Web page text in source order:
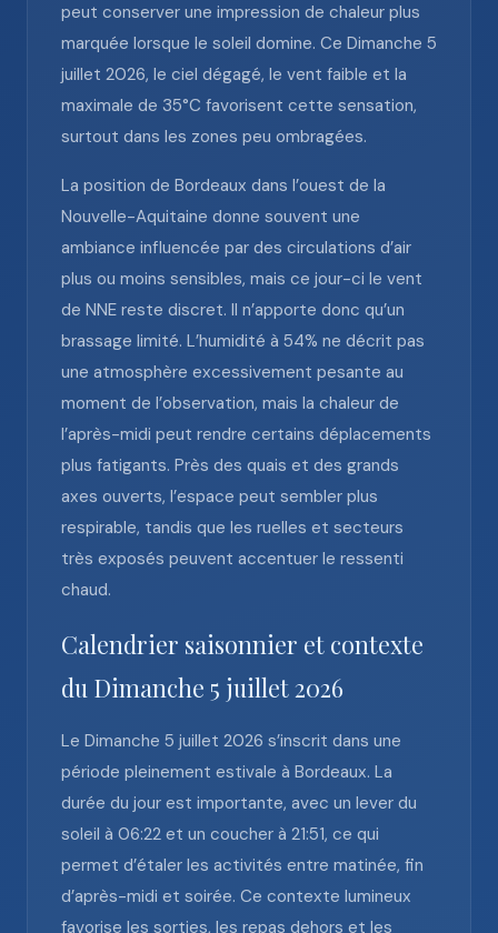
peut conserver une impression de chaleur plus
marquée lorsque le soleil domine. Ce Dimanche 5
juillet 2026, le ciel dégagé, le vent faible et la
maximale de 35°C favorisent cette sensation,
surtout dans les zones peu ombragées.
La position de Bordeaux dans l’ouest de la
Nouvelle-Aquitaine donne souvent une
ambiance influencée par des circulations d’air
plus ou moins sensibles, mais ce jour-ci le vent
de NNE reste discret. Il n’apporte donc qu’un
brassage limité. L’humidité à 54% ne décrit pas
une atmosphère excessivement pesante au
moment de l’observation, mais la chaleur de
l’après-midi peut rendre certains déplacements
plus fatigants. Près des quais et des grands
axes ouverts, l’espace peut sembler plus
respirable, tandis que les ruelles et secteurs
très exposés peuvent accentuer le ressenti
chaud.
Calendrier saisonnier et contexte
du Dimanche 5 juillet 2026
Le Dimanche 5 juillet 2026 s’inscrit dans une
période pleinement estivale à Bordeaux. La
durée du jour est importante, avec un lever du
soleil à 06:22 et un coucher à 21:51, ce qui
permet d’étaler les activités entre matinée, fin
d’après-midi et soirée. Ce contexte lumineux
favorise les sorties, les repas dehors et les